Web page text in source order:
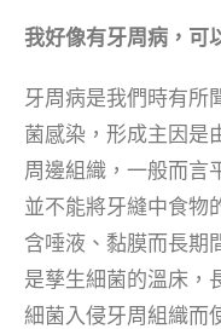
我好像有牙周病，可
牙周病是我們時有所
菌感染，形成主因是
周邊組織，一般而言
並不能將牙縫中食物
含唾液、黏膜而長期
是孳生細菌的溫床，
細菌入侵牙周組織而